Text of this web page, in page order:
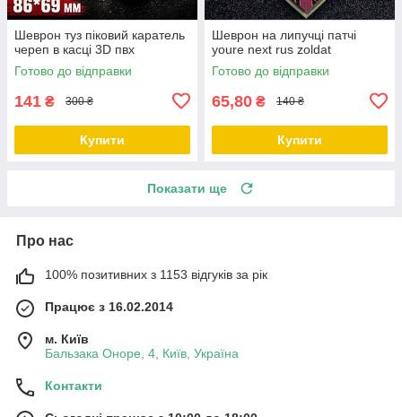
Шеврон туз піковий каратель
череп в касці 3D пвх
Готово до відправки
141 ₴ 300 ₴
Купити
Шеврон на липучці патчі
youre next rus zoldat
Готово до відправки
65,80 ₴ 140 ₴
Купити
Показати ще
Про нас
100% позитивних з 1153 відгуків за рік
Працює з 16.02.2014
м. Київ
Бальзака Оноре, 4, Київ, Україна
Контакти